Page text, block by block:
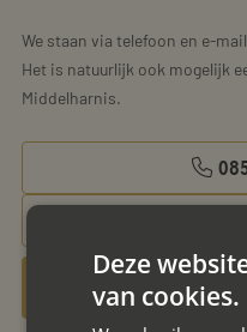
We staan via telefoon en e-
Het is natuurlijk ook mogelijk
Middelharnis.
Gratis
Deze
van cookies.